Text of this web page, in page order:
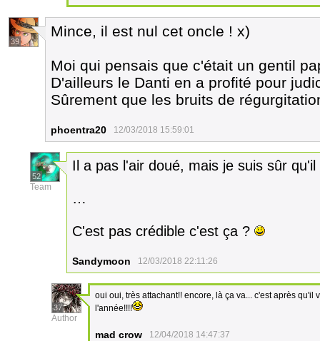
39
Mince, il est nul cet oncle ! x)
Moi qui pensais que c'était un gentil
D'ailleurs le Danti en a profité pour
Sûrement que les bruits de
phoentra20 12/03/2018 15:59:01
52
Team
Il a pas l'air doué, mais je suis sûr
…
C'est pas crédible c'est ça ?
Sandymoon 12/03/2018 22:11:26
37
Author
oui oui, très attachant!! encore, là ça va... c'est après
l'année!!!!
mad crow 12/04/2018 14:47:37